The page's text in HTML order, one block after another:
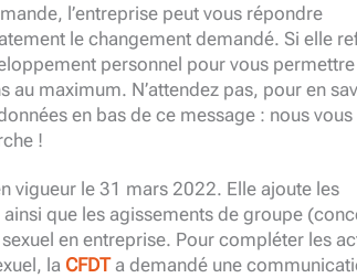
l’entreprise peut vous répondre
le changement demandé. Si elle
personnel pour vous permettre
au maximum. N’attendez pas, pour en
en bas de ce message : nous vous
!
vigueur le 31 mars 2022. Elle ajoute les
que les agissements de groupe
en entreprise. Pour compléter les
la CFDT a demandé une